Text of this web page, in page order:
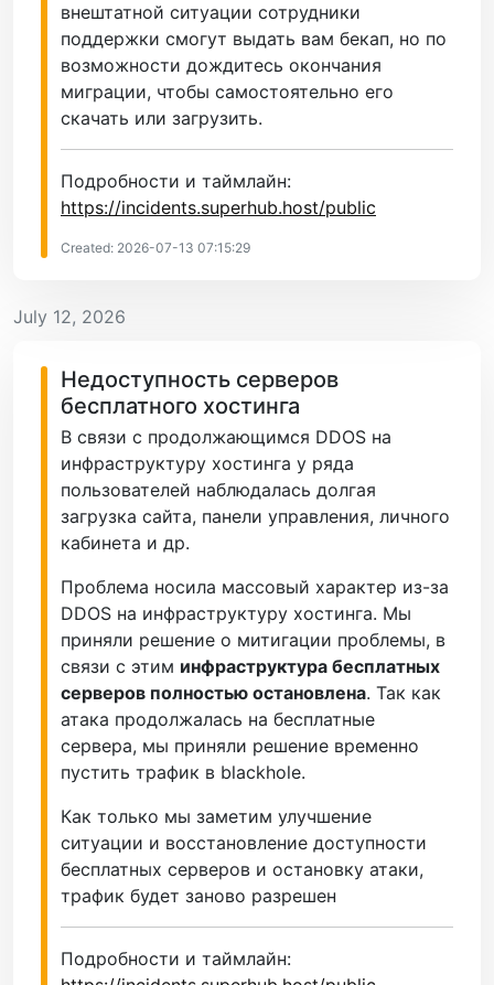
внештатной ситуации сотрудники
поддержки смогут выдать вам бекап, но по
возможности дождитесь окончания
миграции, чтобы самостоятельно его
скачать или загрузить.
Подробности и таймлайн:
https://incidents.superhub.host/public
Created: 2026-07-13 07:15:29
July 12, 2026
Недоступность серверов
бесплатного хостинга
В связи с продолжающимся DDOS на
инфраструктуру хостинга у ряда
пользователей наблюдалась долгая
загрузка сайта, панели управления, личного
кабинета и др.
Проблема носила массовый характер из-за
DDOS на инфраструктуру хостинга. Мы
приняли решение о митигации проблемы, в
связи с этим инфраструктура бесплатных
серверов полностью остановлена. Так как
атака продолжалась на бесплатные
сервера, мы приняли решение временно
пустить трафик в blackhole.
Как только мы заметим улучшение
ситуации и восстановление доступности
бесплатных серверов и остановку атаки,
трафик будет заново разрешен
Подробности и таймлайн: